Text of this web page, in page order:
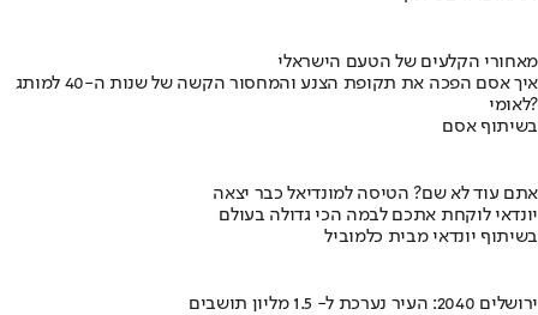
מאחורי הקלעים של הטעם הישראלי
איך אסם הפכה את תקופת הצנע והמחסור הקשה של שנות ה-40 למותג
לאומי?
בשיתוף אסם
אתם עוד לא שם? הטיסה למונדיאל כבר יצאה
יונדאי לוקחת אתכם לבמה הכי גדולה בעולם
בשיתוף יונדאי מבית כלמוביל
ירושלים 2040: העיר נערכת ל- 1.5 מליון תושבים